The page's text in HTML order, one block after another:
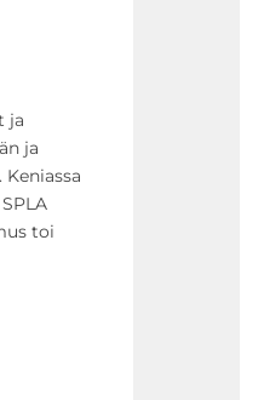
ja
ja
toi